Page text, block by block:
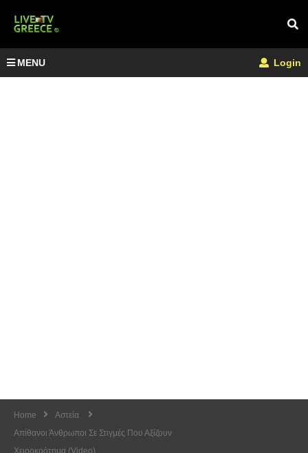
MENU Login
Home
Αστεία
Απίθανοι Άνθρωποι Σε Στιγμές Που Αξίζουν
Χειροκρότημα (Video)